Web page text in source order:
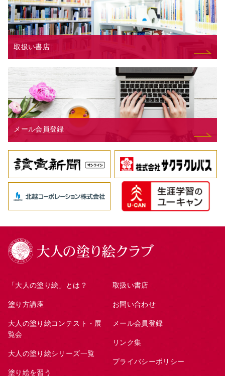
取扱い書店
メール会員登録
「大人の塗り絵」とは？
塗り方講座
大人の塗り絵コンテスト・展
覧会
大人の塗り絵シリーズ一覧
塗り絵を習う
取扱い書店
お問い合わせ
メール会員登録
リンク集
プライバシーポリシー